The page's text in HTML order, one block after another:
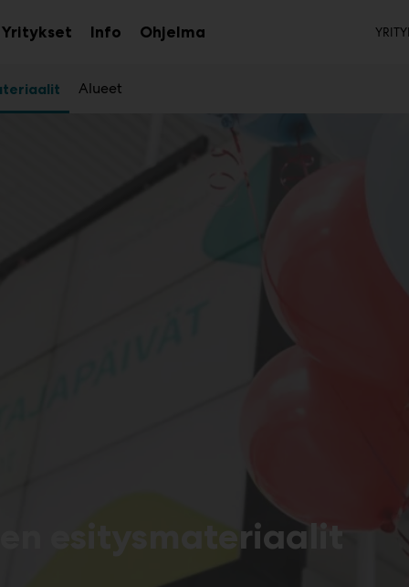
Alueet
YrityksetAvaaInfoAvaaOhjelma
esitysmateriaalit